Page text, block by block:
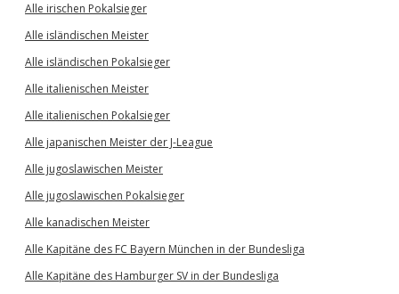
Alle irischen Pokalsieger
Alle isländischen Meister
Alle isländischen Pokalsieger
Alle italienischen Meister
Alle italienischen Pokalsieger
Alle japanischen Meister der J-League
Alle jugoslawischen Meister
Alle jugoslawischen Pokalsieger
Alle kanadischen Meister
Alle Kapitäne des FC Bayern München in der Bundesliga
Alle Kapitäne des Hamburger SV in der Bundesliga